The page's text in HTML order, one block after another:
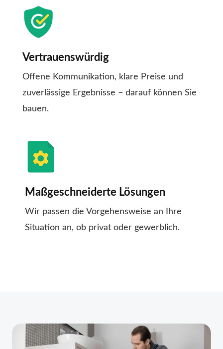
Vertrauenswürdig
Offene Kommunikation, klare Preise und
zuverlässige Ergebnisse – darauf können Sie
bauen.
Maßgeschneiderte Lösungen
Wir passen die Vorgehensweise an Ihre
Situation an, ob privat oder gewerblich.